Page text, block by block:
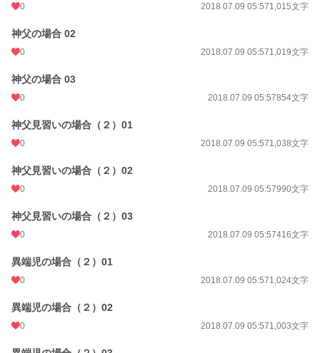
0 2018.07.09 05:571,015文字
神父の場合 02
0 2018.07.09 05:571,019文字
神父の場合 03
0 2018.07.09 05:57854文字
神父見習いの場合（２）01
0 2018.07.09 05:571,038文字
神父見習いの場合（２）02
0 2018.07.09 05:57990文字
神父見習いの場合（２）03
0 2018.07.09 05:57416文字
異端児の場合（２）01
0 2018.07.09 05:571,024文字
異端児の場合（２）02
0 2018.07.09 05:571,003文字